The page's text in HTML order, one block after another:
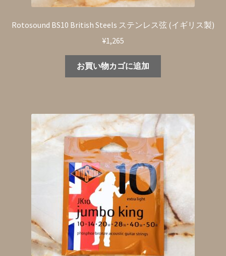
Rotosound BS10 British Steels ステンレス弦 (イギリス製)
¥1,265
お買い物カゴに追加